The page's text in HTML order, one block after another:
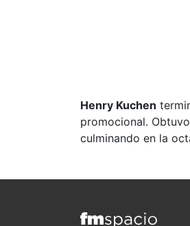
Henry Kuchen
promocional.
culminando en la